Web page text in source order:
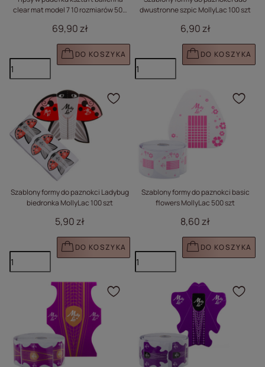
clear mat model 7 10 rozmiarów 500
69,90 zł
DO KOSZYKA
dwustronne szpic MollyLac 100 szt
6,90 zł
DO KOSZYKA
Szablony formy do paznokci Ladybug
biedronka MollyLac 100 szt
5,90 zł
DO KOSZYKA
Kliknij, aby dodać
Szablony formy do paznokci basic
flowers MollyLac 500 szt
8,60 zł
DO KOSZYKA
Kliknij, aby dodać